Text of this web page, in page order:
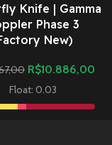
Knife | Gamma
Phase 3
New)
R$10.886,00
Float: 0.03